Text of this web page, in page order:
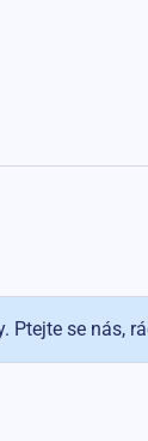
Ptejte se nás,